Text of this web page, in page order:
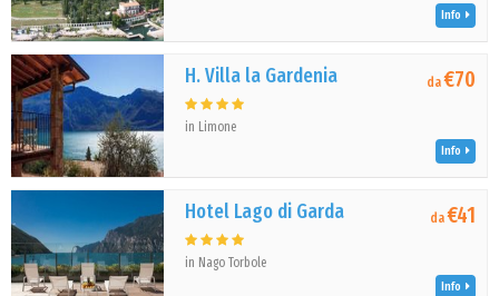
Info
H. Villa la Gardenia
in Limone
da€70
Info
Hotel Lago di Garda
in Nago Torbole
da€41
Info